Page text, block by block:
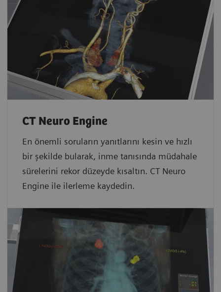
CT Neuro Engine
En önemli soruların yanıtlarını kesin ve hızlı
bir şekilde bularak, inme tanısında müdahale
sürelerini rekor düzeyde kısaltın. CT Neuro
Engine ile ilerleme kaydedin.